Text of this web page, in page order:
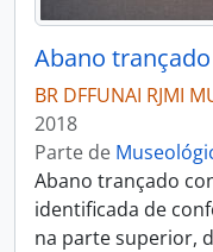
Abano trançado
BR DFFUNAI RJMI
2018
Parte de
Abano trançado
identificada de
na parte superior,